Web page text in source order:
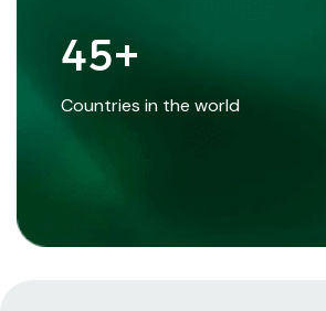
Countries in the world
45+